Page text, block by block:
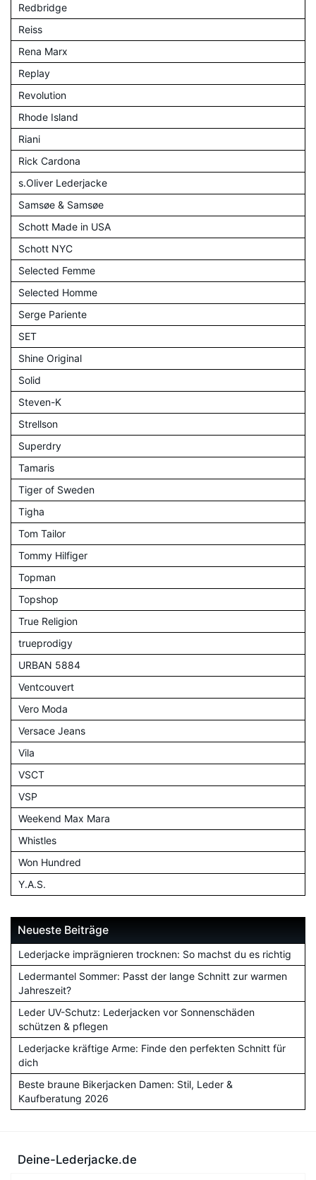
Redbridge
Reiss
Rena Marx
Replay
Revolution
Rhode Island
Riani
Rick Cardona
s.Oliver Lederjacke
Samsøe & Samsøe
Schott Made in USA
Schott NYC
Selected Femme
Selected Homme
Serge Pariente
SET
Shine Original
Solid
Steven-K
Strellson
Superdry
Tamaris
Tiger of Sweden
Tigha
Tom Tailor
Tommy Hilfiger
Topman
Topshop
True Religion
trueprodigy
URBAN 5884
Ventcouvert
Vero Moda
Versace Jeans
Vila
VSCT
VSP
Weekend Max Mara
Whistles
Won Hundred
Y.A.S.
Neueste Beiträge
Lederjacke imprägnieren trocknen: So machst du es richtig
Ledermantel Sommer: Passt der lange Schnitt zur warmen
Jahreszeit?
Leder UV-Schutz: Lederjacken vor Sonnenschäden
schützen & pflegen
Lederjacke kräftige Arme: Finde den perfekten Schnitt für
dich
Beste braune Bikerjacken Damen: Stil, Leder &
Kaufberatung 2026
Deine-Lederjacke.de